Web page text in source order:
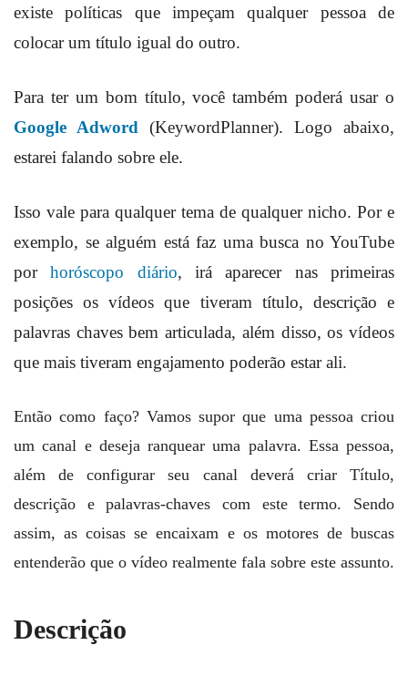
existe políticas que impeçam qualquer pessoa de
colocar um título igual do outro.
Para ter um bom título, você também poderá usar o
Google Adword (KeywordPlanner). Logo abaixo,
estarei falando sobre ele.
Isso vale para qualquer tema de qualquer nicho. Por e
exemplo, se alguém está faz uma busca no YouTube
porhoróscopo diário, irá aparecer nas primeiras
posições os vídeos que tiveram título, descrição e
palavras chaves bem articulada, além disso, os vídeos
que mais tiveram engajamento poderão estar ali.
Então como faço? Vamos supor que uma pessoa criou
um canal e deseja ranquear uma palavra. Essa pessoa,
além de configurar seu canal deverá criar Título,
descrição e palavras-chaves com este termo. Sendo
assim, as coisas se encaixam e os motores de buscas
entenderão que o vídeo realmente fala sobre este assunto.
Descrição